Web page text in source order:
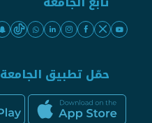
حمّل تطبيق الجامعة